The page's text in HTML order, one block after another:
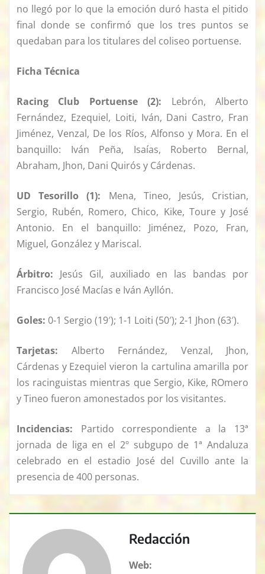
no llegó por lo que la emoción duró hasta el pitido
final donde se confirmó que los tres puntos se
quedaban para los titulares del coliseo portuense.
Ficha Técnica
Racing Club Portuense (2): Lebrón, Alberto
Fernández, Ezequiel, Loiti, Iván, Dani Castro, Fran
Jiménez, Venzal, De los Ríos, Alfonso y Mora. En el
banquillo: Iván Peña, Isaías, Roberto Bernal,
Abraham, Jhon, Dani Quirós y Cárdenas.
UD Tesorillo (1): Mena, Tineo, Jesús, Cristian,
Sergio, Rubén, Romero, Chico, Kike, Toure y José
Antonio. En el banquillo: Jiménez, Pozo, Fran,
Miguel, González y Mariscal.
Árbitro: Jesús Gil, auxiliado en las bandas por
Francisco José Macías e Iván Ayllón.
Goles: 0-1 Sergio (19′); 1-1 Loiti (50′); 2-1 Jhon (63′).
Tarjetas: Alberto Fernández, Venzal, Jhon,
Cárdenas y Ezequiel vieron la cartulina amarilla por
los racinguistas mientras que Sergio, Kike, ROmero
y Tineo fueron amonestados por los visitantes.
Incidencias: Partido correspondiente a la 13ª
jornada de liga en el 2º subgupo de 1ª Andaluza
celebrado en el estadio José del Cuvillo ante la
presencia de 400 personas.
Redacción
Web: